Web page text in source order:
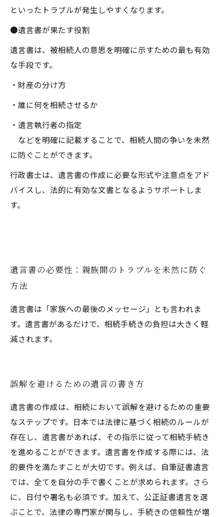
といったトラブルが発生しやすくなります。
●遺言書が果たす役割
遺言書は、被相続人の意思を明確に示すための最も有効
な手段です。
・財産の分け方
・誰に何を相続させるか
・遺言執行者の指定
などを明確に記載することで、相続人間の争いを未然
に防ぐことができます。
行政書士は、遺言書の作成に必要な形式や注意点をアド
バイスし、法的に有効な文書となるようサポートしま
す。
遺言書の必要性：親族間のトラブルを未然に防ぐ
方法
遺言書は「家族への最後のメッセージ」とも言われま
す。遺言書があるだけで、相続手続きの負担は大きく軽
減されます。
誤解を避けるための遺言の書き方
遺言書の作成は、相続において誤解を避けるための重要
なステップです。日本では法律に基づく相続のルールが
存在し、遺言書があれば、その指示に従って相続手続き
を進めることができます。遺言書を作成する際には、法
的要件を満たすことが大切です。例えば、自筆証書遺言
では、全てを自分の手で書くことが求められます。さら
に、日付や署名も必須です。加えて、公正証書遺言を選
ぶことで、法律の専門家が関与し、手続きの信頼性が増